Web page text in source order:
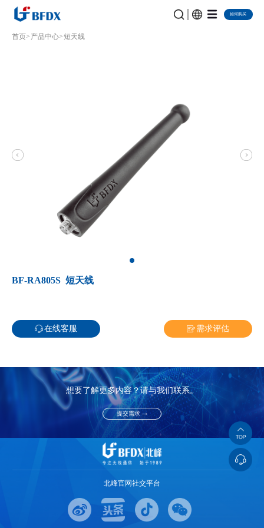
如何购买
首页 产品中心 短天线
BF-RA805S 短天线
在线客服 需求评估
想要了解更多内容？请与我们联系。
提交需求
北峰官网社交平台